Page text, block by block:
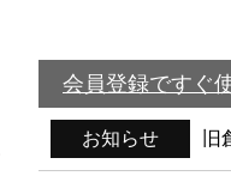
会員登録ですぐ
お知らせ